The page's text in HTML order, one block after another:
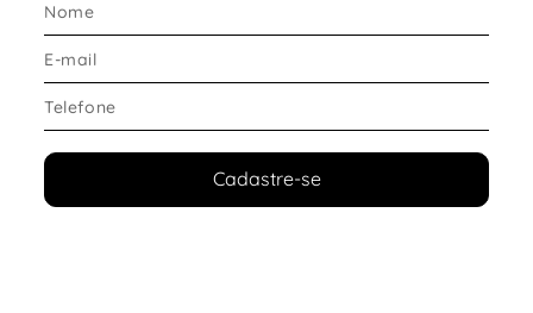
Cadastre-se